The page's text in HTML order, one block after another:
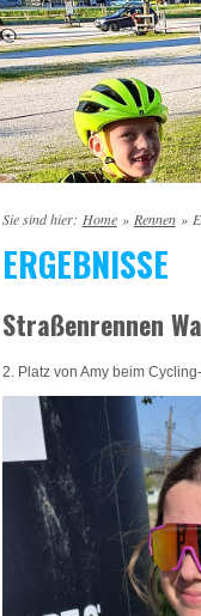
Sie sind hier: Home » Rennen »
ERGEBNISSE
Straßenrennen
2. Platz von Amy beim